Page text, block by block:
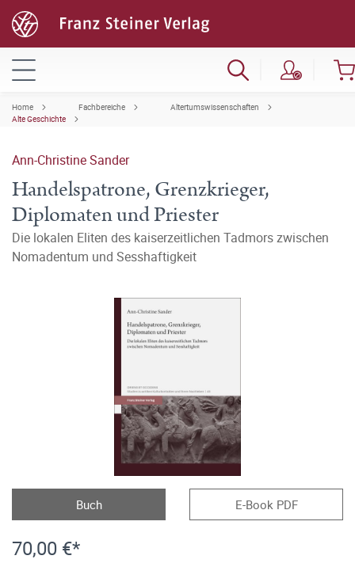
Home Fachbereiche
Altertumswissenschaften
Alte Geschichte
Ann-Christine Sander
Handelspatrone, Grenzkrieger,
Diplomaten und Priester
Die lokalen Eliten des kaiserzeitlichen Tadmors zwischen
Nomadentum und Sesshaftigkeit
Buch E-Book PDF
70,00 €*